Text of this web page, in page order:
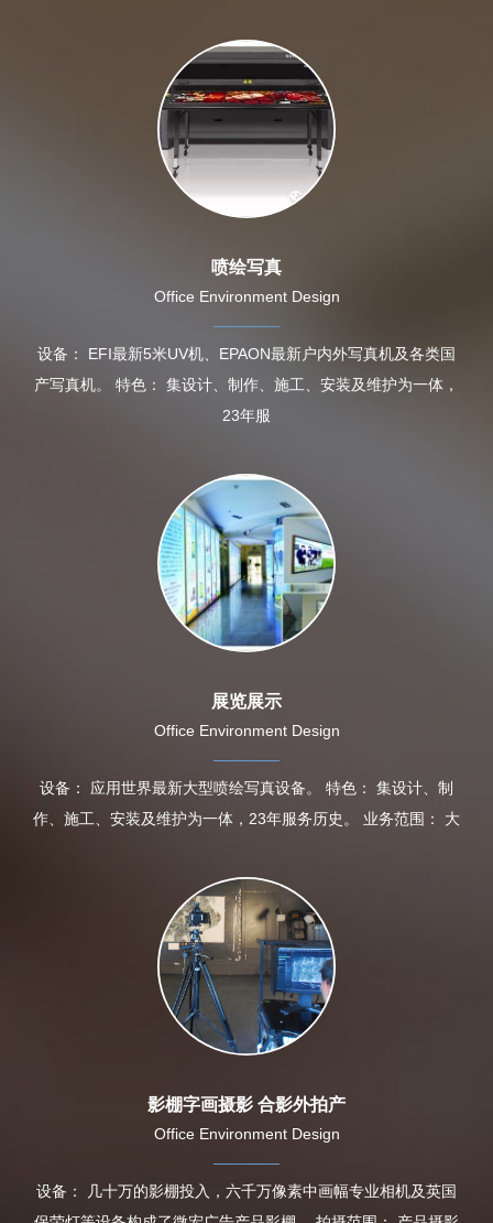
喷绘写真
Office Environment Design
设备： EFI最新5米UV机、EPAON最新户内外写真机及各类国
产写真机。 特色： 集设计、制作、施工、安装及维护为一体，
23年服
展览展示
Office Environment Design
设备： 应用世界最新大型喷绘写真设备。 特色： 集设计、制
作、施工、安装及维护为一体，23年服务历史。 业务范围： 大
影棚字画摄影 合影外拍产
Office Environment Design
设备： 几十万的影棚投入，六千万像素中画幅专业相机及英国